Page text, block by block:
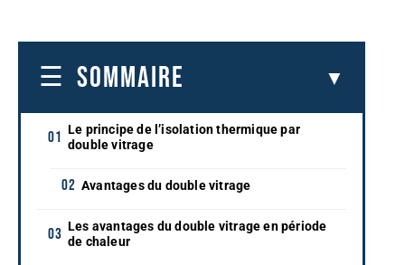
SOMMAIRE
Le principe de l’isolation thermique par
double vitrage
Avantages du double vitrage
Les avantages du double vitrage en période
de chaleur